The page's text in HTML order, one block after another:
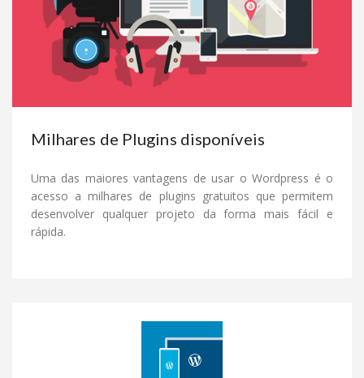
Milhares de Plugins disponíveis
Uma das maiores vantagens de usar o Wordpress é o
acesso a milhares de plugins gratuitos que permitem
desenvolver qualquer projeto da forma mais fácil e
rápida.